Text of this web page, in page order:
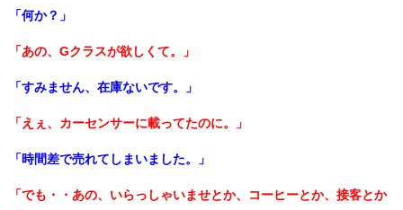
「何か？」
「あの、Gクラスが欲しくて。」
「すみません、在庫ないです。」
「えぇ、カーセンサーに載ってたのに。」
「時間差で売れてしまいました。」
「でも・・あの、いらっしゃいませとか、コーヒーとか、接客とか